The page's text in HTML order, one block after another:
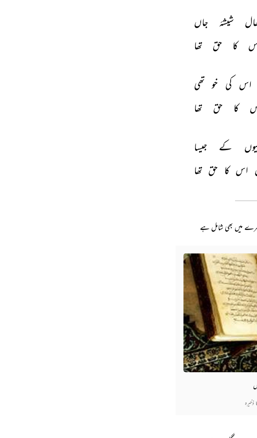
شیشۂ
جاں
کا حق تھا
اس کی خو تھی
کا حق تھا
کے
جیسا
اس کا حق تھا
میں بھی شامل ہے
ذخیرہ